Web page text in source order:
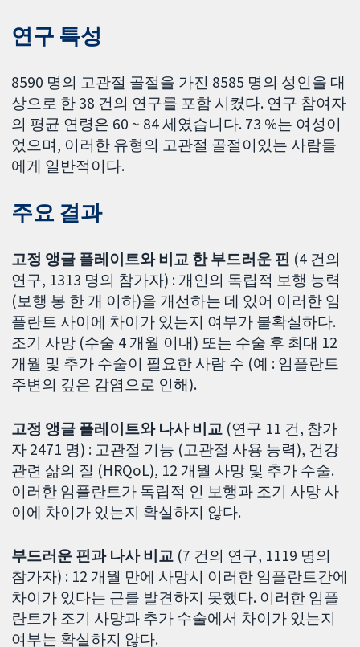
연구 특성
8590 명의 고관절 골절을 가진 8585 명의 성인을 대
상으로 한 38 건의 연구를 포함 시켰다. 연구 참여자
의 평균 연령은 60 ~ 84 세였습니다. 73 %는 여성이
었으며, 이러한 유형의 고관절 골절이있는 사람들
에게 일반적이다.
주요 결과
고정 앵글 플레이트와 비교 한 부드러운 핀 (4 건의
연구, 1313 명의 참가자) : 개인의 독립적 보행 능력
(보행 봉 한 개 이하)을 개선하는 데 있어 이러한 임
플란트 사이에 차이가 있는지 여부가 불확실하다.
조기 사망 (수술 4 개월 이내) 또는 수술 후 최대 12
개월 및 추가 수술이 필요한 사람 수 (예 : 임플란트
주변의 깊은 감염으로 인해).
고정 앵글 플레이트와 나사 비교 (연구 11 건, 참가
자 2471 명) : 고관절 기능 (고관절 사용 능력), 건강
관련 삶의 질 (HRQoL), 12 개월 사망 및 추가 수술.
이러한 임플란트가 독립적 인 보행과 조기 사망 사
이에 차이가 있는지 확실하지 않다.
부드러운 핀과 나사 비교 (7 건의 연구, 1119 명의
참가자) : 12 개월 만에 사망시 이러한 임플란트간에
차이가 있다는 근를 발견하지 못했다. 이러한 임플
란트가 조기 사망과 추가 수술에서 차이가 있는지
여부는 확실하지 않다.